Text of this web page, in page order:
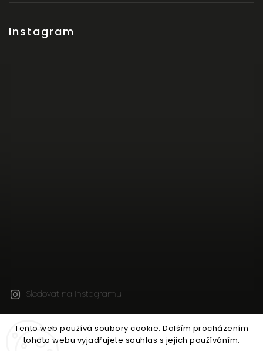
Tento web používá soubory cookie. Dalším procházením
tohoto webu vyjadřujete souhlas s jejich používáním.
Instagram
Sledovat na Instagramu
Copyright 2026Jen tak z lásky. Všechna práva
vyhrazena.